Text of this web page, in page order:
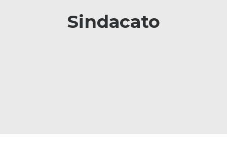
Sindacato